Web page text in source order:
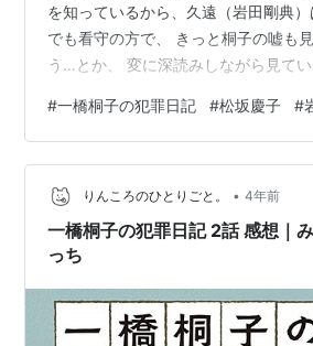
を知っているから、久遠（岩田剛典）
でも看守の方で、 きっと桐子の嘘も
う…とか、 変に深読みしながら見て
森とゆかり（木村多江）があんな事
がつきませんでしたね。 「何これ〜
てるの〜！」 2人を見た時のこの台
ぎゅっと詰まっているような気がしま
が低いが故に結局損をしてしまうと
し体質が最大限に活かされたお話だ…
#一橋桐子の犯罪日記 #松坂慶子 #
りんころのひとりごと。 • 4年前
一橋桐子の犯罪日記 2話 感想｜
っち